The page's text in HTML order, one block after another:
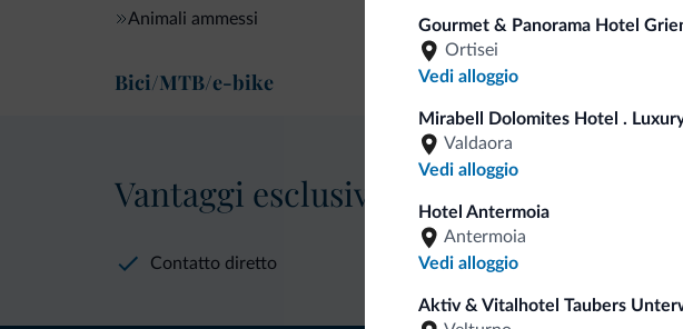
Animali ammessi
Bici/MTB/e-bike
Parrucchiere
Gourmet & Panorama Hotel
Ortisei
Vedi alloggio
Mirabell Dolomites Hotel .
Valdaora
Vedi alloggio
Hotel Antermoia
Antermoia
Vedi alloggio
Aktiv & Vitalhotel Taubers
Vantaggi esclusivi Dolomiti.it
Contatto diretto